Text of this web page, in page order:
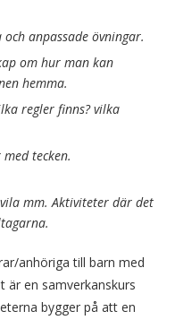
anpassade övningar.
om hur man kan
hemma.
regler finns? vilka
tecken.
mm. Aktiviteter där det
anhöriga till barn med
är en samverkanskurs
bygger på att en